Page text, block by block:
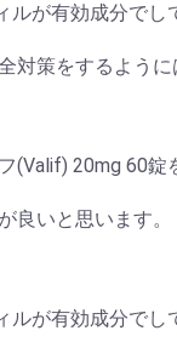
が有効成分でし
策をするように
20mg 60錠
良いと思います。
が有効成分でし